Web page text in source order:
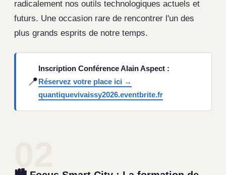
radicalement nos outils technologiques actuels et
futurs. Une occasion rare de rencontrer l'un des
plus grands esprits de notre temps.
📍
Inscription Conférence Alain Aspect :
Réservez votre place ici →
quantiquevivaissy2026.eventbrite.fr